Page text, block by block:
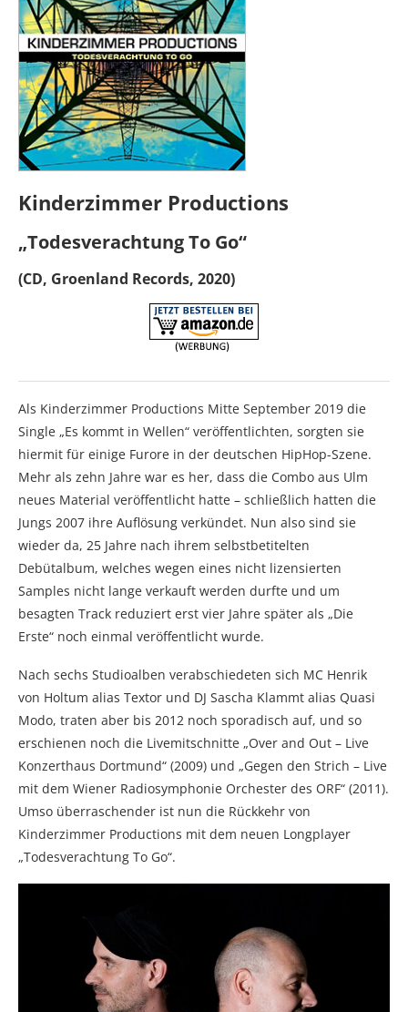
Kinderzimmer Productions
„Todesverachtung To Go“
(CD, Groenland Records, 2020)
Als Kinderzimmer Productions Mitte September 2019 die
Single „Es kommt in Wellen“ veröffentlichten, sorgten sie
hiermit für einige Furore in der deutschen HipHop-Szene.
Mehr als zehn Jahre war es her, dass die Combo aus Ulm
neues Material veröffentlicht hatte – schließlich hatten die
Jungs 2007 ihre Auflösung verkündet. Nun also sind sie
wieder da, 25 Jahre nach ihrem selbstbetitelten
Debütalbum, welches wegen eines nicht lizensierten
Samples nicht lange verkauft werden durfte und um
besagten Track reduziert erst vier Jahre später als „Die
Erste“ noch einmal veröffentlicht wurde.
Nach sechs Studioalben verabschiedeten sich MC Henrik
von Holtum alias Textor und DJ Sascha Klammt alias Quasi
Modo, traten aber bis 2012 noch sporadisch auf, und so
erschienen noch die Livemitschnitte „Over and Out – Live
Konzerthaus Dortmund“ (2009) und „Gegen den Strich – Live
mit dem Wiener Radiosymphonie Orchester des ORF“ (2011).
Umso überraschender ist nun die Rückkehr von
Kinderzimmer Productions mit dem neuen Longplayer
„Todesverachtung To Go“.